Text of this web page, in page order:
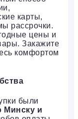
карты,
рассрочки.
цены и
Закажите
комфортом
были
Минску и